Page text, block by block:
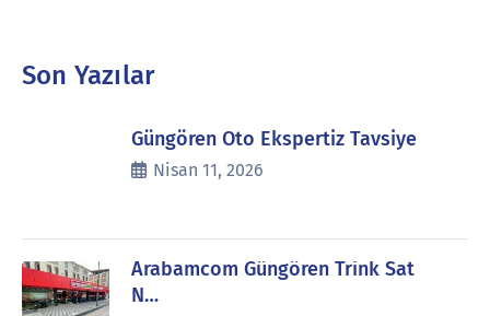
Son Yazılar
Güngören Oto Ekspertiz Tavsiye
Nisan 11, 2026
Arabamcom Güngören Trink Sat
N…